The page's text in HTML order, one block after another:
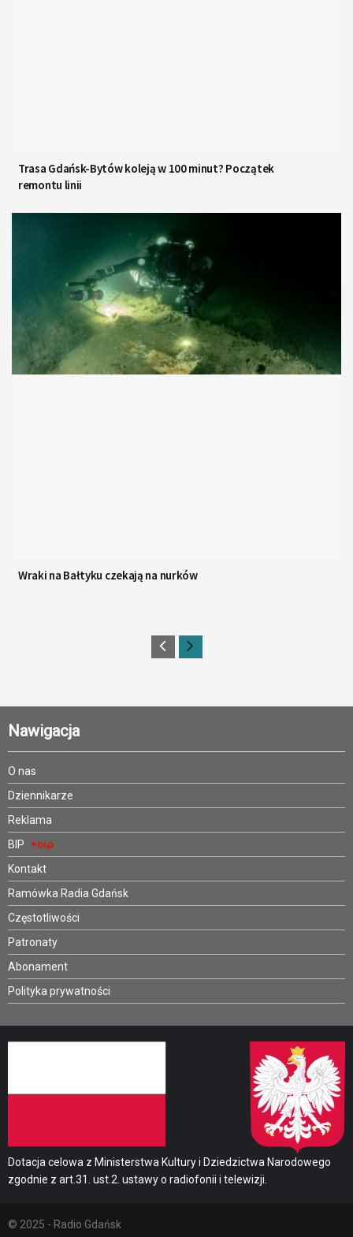
Trasa Gdańsk-Bytów koleją w 100 minut? Początek
remontu linii
Wraki na Bałtyku czekają na nurków
Nawigacja
O nas
Dziennikarze
Reklama
BIP
Kontakt
Ramówka Radia Gdańsk
Częstotliwości
Patronaty
Abonament
Polityka prywatności
Dotacja celowa z Ministerstwa Kultury i Dziedzictwa Narodowego
zgodnie z art.31. ust.2. ustawy o radiofonii i telewizji.
© 2025 - Radio Gdańsk